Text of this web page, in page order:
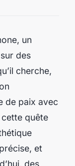
un
des
cherche,
de paix avec
cette quête
et
des